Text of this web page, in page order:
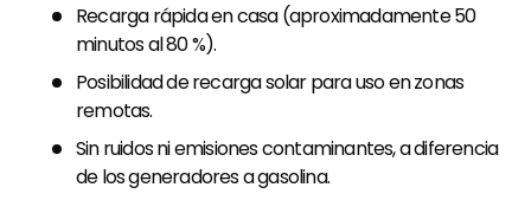
Recarga rápida en casa (aproximadamente 50
minutos al 80 %).
Posibilidad de recarga solar para uso en zonas
remotas.
Sin ruidos ni emisiones contaminantes, a diferencia
de los generadores a gasolina.